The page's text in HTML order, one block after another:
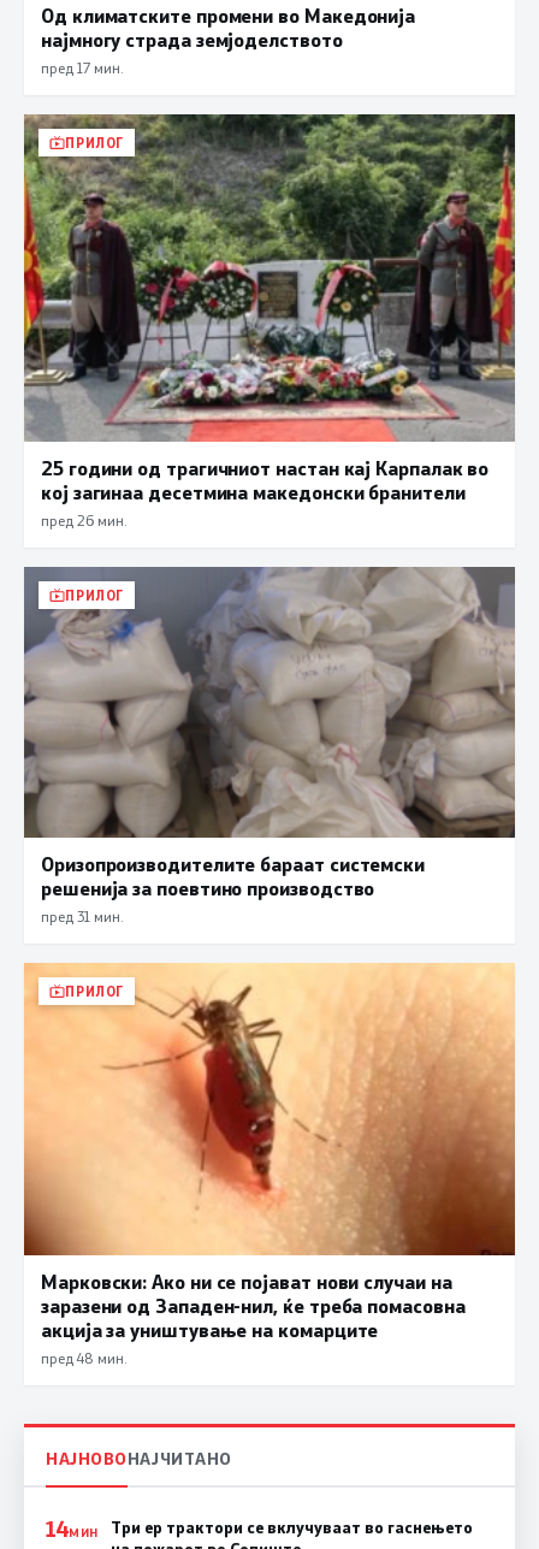
Од климатските промени во Македонија
најмногу страда земјоделството
пред 17 мин.
ПРИЛОГ
25 години од трагичниот настан кај Карпалак во
кој загинаа десетмина македонски бранители
пред 26 мин.
ПРИЛОГ
Оризопроизводителите бараат системски
решенија за поевтино производство
пред 31 мин.
ПРИЛОГ
Марковски: Ако ни се појават нови случаи на
заразени од Западен-нил, ќе треба помасовна
акција за уништување на комарците
пред 48 мин.
НАЈНОВОНАЈЧИТАНО
14МИН
Три ер трактори се вклучуваат во гаснењето